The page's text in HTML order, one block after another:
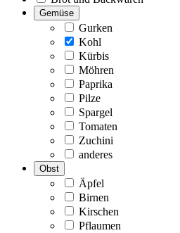
Gemüse
Gurken
Kohl
Kürbis
Möhren
Paprika
Pilze
Spargel
Tomaten
Zuchini
anderes
Obst
Äpfel
Birnen
Kirschen
Pflaumen